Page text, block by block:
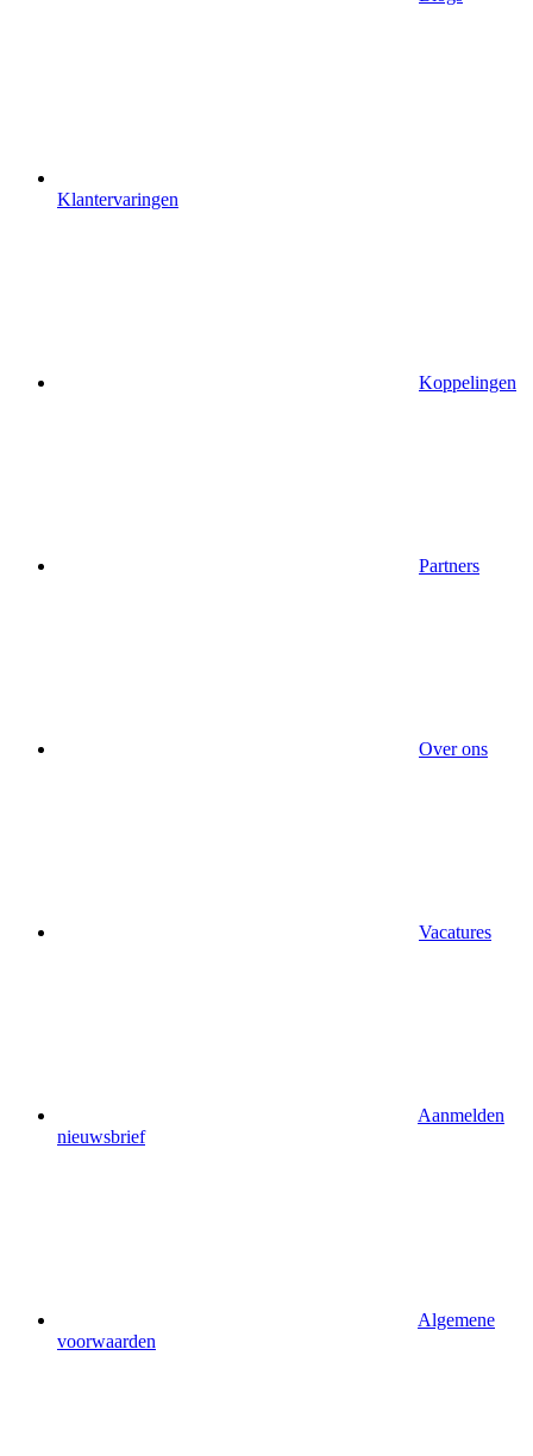
Klantervaringen
Koppelingen
Partners
Over ons
Vacatures
Aanmelden
nieuwsbrief
Algemene
voorwaarden